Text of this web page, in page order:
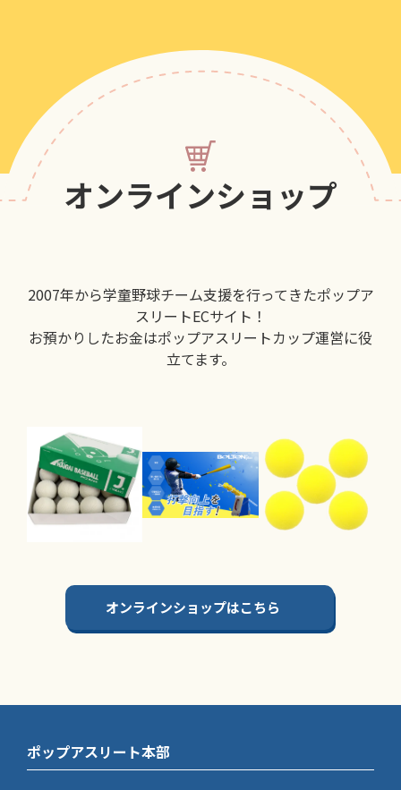
オンラインショップ
2007年から学童野球チーム支援を行ってきたポップア
スリートECサイト！
お預かりしたお金はポップアスリートカップ運営に役
立てます。
オンラインショップはこちら
ポップアスリート本部